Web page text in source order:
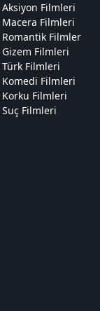
Aksiyon Filmleri
Macera Filmleri
Romantik Filmler
Gizem Filmleri
Türk Filmleri
Komedi Filmleri
Korku Filmleri
Suç Filmleri